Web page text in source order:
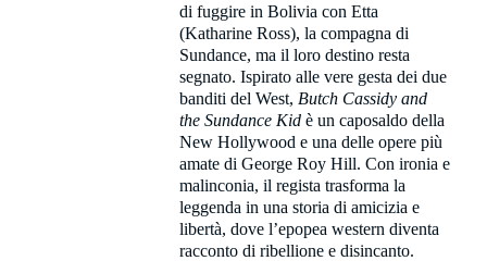
di fuggire in Bolivia con Etta
(Katharine Ross), la compagna di
Sundance, ma il loro destino resta
segnato. Ispirato alle vere gesta dei due
banditi del West, Butch Cassidy and
the Sundance Kid è un caposaldo della
New Hollywood e una delle opere più
amate di George Roy Hill. Con ironia e
malinconia, il regista trasforma la
leggenda in una storia di amicizia e
libertà, dove l’epopea western diventa
racconto di ribellione e disincanto.